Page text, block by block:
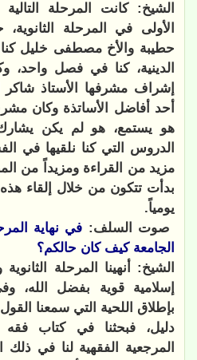
الشيخ: كانت المرحلة
الأولى في المرحلة
حطيبة والأخ مصطفى خليل
الدينية، كنا في فصل واحد،
إشراف مشرفها الأستاذ شاكر
أحد أفاضل الأساتذة وكان
هو يستمع، هو لم يكن
الدروس التي كنا نلقيها في
مزيد من القراءة ومزيداً من
بدأت تتكون من خلال إلقاء
يومياً.
صوت السلف: في نهاية
الجامعة كيف كان حالكم؟
الشيخ: أنهينا المرحلة
إسلامية قوية بفضل الله،
بإطلاق اللحية التي سمعنا
دليل، فبحثنا في كتاب
المرجعية الفقهية لنا في